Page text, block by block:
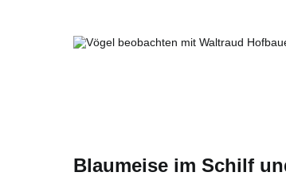
Blaumeise im Schilf